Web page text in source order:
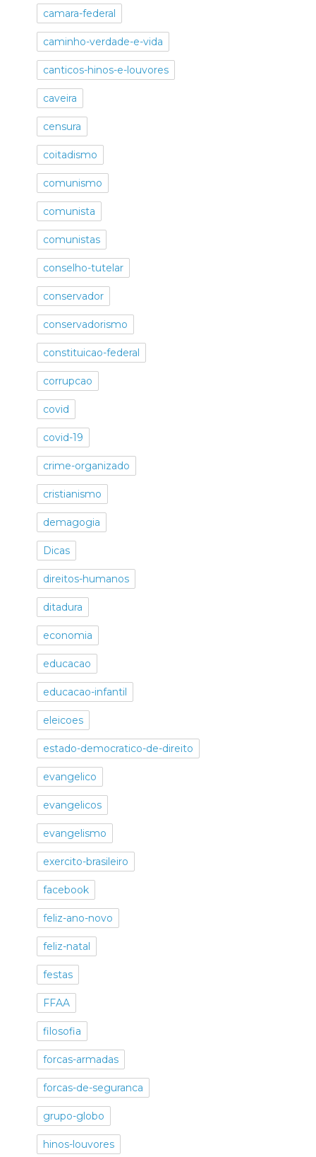
camara-federal
caminho-verdade-e-vida
canticos-hinos-e-louvores
caveira
censura
coitadismo
comunismo
comunista
comunistas
conselho-tutelar
conservador
conservadorismo
constituicao-federal
corrupcao
covid
covid-19
crime-organizado
cristianismo
demagogia
Dicas
direitos-humanos
ditadura
economia
educacao
educacao-infantil
eleicoes
estado-democratico-de-direito
evangelico
evangelicos
evangelismo
exercito-brasileiro
facebook
feliz-ano-novo
feliz-natal
festas
FFAA
filosofia
forcas-armadas
forcas-de-seguranca
grupo-globo
hinos-louvores